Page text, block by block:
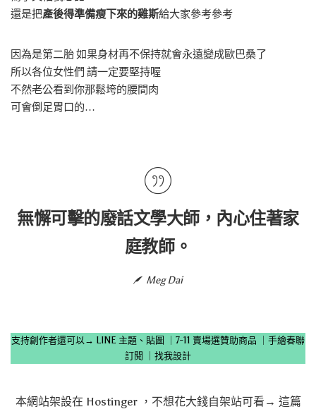
還是把產後得準備瘦下來的雞斯給大家參考參考
因為是第二胎 如果身材再不保持就會永遠變成歐巴桑了
所以各位女性們 請一定要堅持喔
不然老公看到你那鬆垮的腰間肉
可會倒足胃口的…
無懈可擊的廢話文學大師，內心住著家
庭教師。
Meg Dai
支持創作者還可以→ LINE 主題、貼圖 7-11 賣場選贊助商品
手繪春聯
訂閱
找我設計
本網站架設在 Hostinger，不想花大錢自架站可看→ 這篇